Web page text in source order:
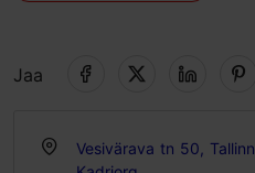
Jaa
Vesivärava tn 50, Tallinn